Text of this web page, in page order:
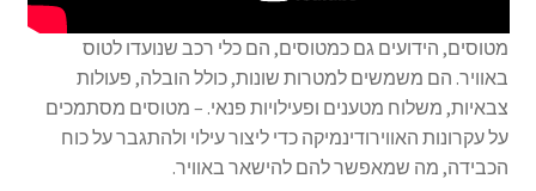
מטוסים, הידועים גם כמטוסים, הם כלי רכב שנועדו לטוס
באוויר. הם משמשים למטרות שונות, כולל הובלה, פעולות
צבאיות, משלוח מטענים ופעילויות פנאי. – מטוסים מסתמכים
על עקרונות האווירודינמיקה כדי ליצור עילוי ולהתגבר על כוח
הכבידה, מה שמאפשר להם להישאר באוויר.